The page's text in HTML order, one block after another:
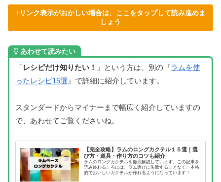
↑リンク表示がおかしい場合は、ここをタップして読み進めま
しょう
あわせて読みたい
「レシピだけ知りたい！ 」という方は、別の『ラムを使
ったレシピ15選 』で詳細に紹介しています。
スタンダードからマイナーまで幅広く紹介していますの
で、あわせてご覧くださいね。
【完全攻略】ラムのロングカクテル１５選｜選
び方・道具・作り方のコツも紹介
ラムのロングカクテルを徹底解説しています。この記事を
読み終わるころには、ラム選びに失敗することなく、本格
的でおいしいカクテルが作れるようになっています！